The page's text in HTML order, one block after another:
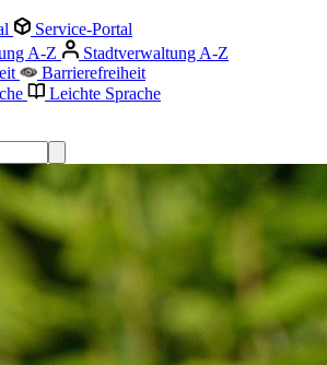
Service-Portal
A-Z
Stadtverwaltung A-Z
Barrierefreiheit
Leichte Sprache